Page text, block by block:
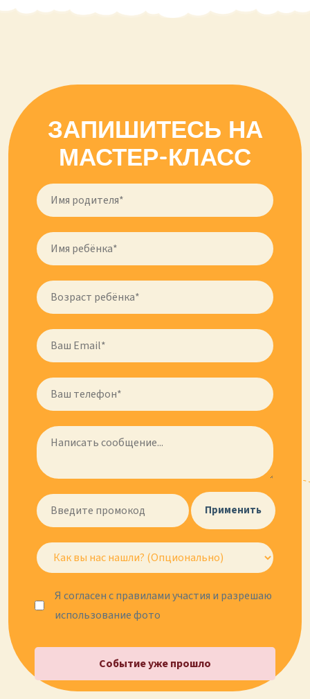
ЗАПИШИТЕСЬ НА
МАСТЕР-КЛАСС
Применить
Я согласен с правилами участия и разрешаю
использование фото
Событие уже прошло